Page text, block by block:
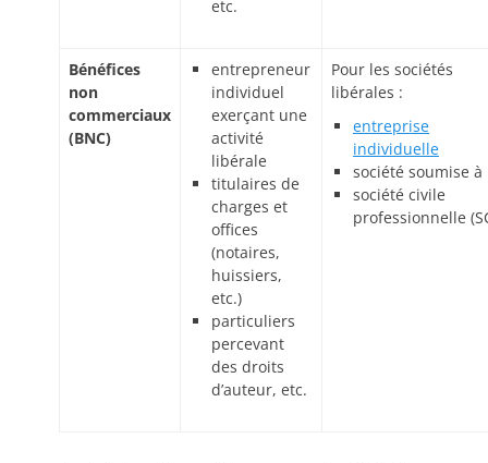
etc.
Bénéfices
non
commerciaux
(BNC)
entrepreneur
individuel
exerçant une
activité
libérale
titulaires de
charges et
offices
(notaires,
huissiers,
etc.)
particuliers
percevant
des droits
d’auteur, etc.
Pour les sociétés
libérales :
entreprise
individuelle
société soumise à
société civile
professionnelle